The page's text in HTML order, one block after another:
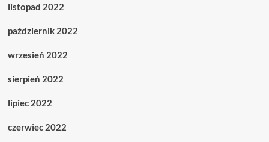
listopad 2022
październik 2022
wrzesień 2022
sierpień 2022
lipiec 2022
czerwiec 2022